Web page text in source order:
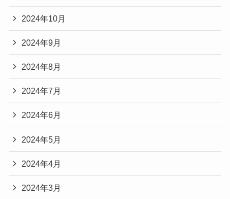
2024年10月
2024年9月
2024年8月
2024年7月
2024年6月
2024年5月
2024年4月
2024年3月